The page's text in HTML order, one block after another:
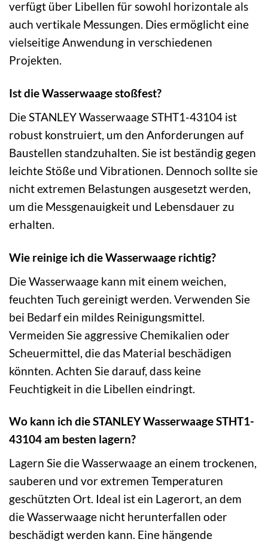
verfügt über Libellen für sowohl horizontale als
auch vertikale Messungen. Dies ermöglicht eine
vielseitige Anwendung in verschiedenen
Projekten.
Ist die Wasserwaage stoßfest?
Die STANLEY Wasserwaage STHT1-43104 ist
robust konstruiert, um den Anforderungen auf
Baustellen standzuhalten. Sie ist beständig gegen
leichte Stöße und Vibrationen. Dennoch sollte sie
nicht extremen Belastungen ausgesetzt werden,
um die Messgenauigkeit und Lebensdauer zu
erhalten.
Wie reinige ich die Wasserwaage richtig?
Die Wasserwaage kann mit einem weichen,
feuchten Tuch gereinigt werden. Verwenden Sie
bei Bedarf ein mildes Reinigungsmittel.
Vermeiden Sie aggressive Chemikalien oder
Scheuermittel, die das Material beschädigen
könnten. Achten Sie darauf, dass keine
Feuchtigkeit in die Libellen eindringt.
Wo kann ich die STANLEY Wasserwaage STHT1-
43104 am besten lagern?
Lagern Sie die Wasserwaage an einem trockenen,
sauberen und vor extremen Temperaturen
geschützten Ort. Ideal ist ein Lagerort, an dem
die Wasserwaage nicht herunterfallen oder
beschädigt werden kann. Eine hängende